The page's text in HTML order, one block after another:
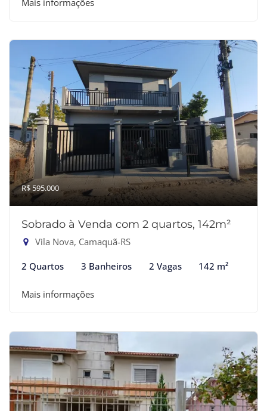
Mais informações
R$ 595.000
Sobrado à Venda com 2 quartos, 142m²
Vila Nova, Camaquã-RS
2 Quartos 3 Banheiros 2 Vagas 142 m²
Mais informações